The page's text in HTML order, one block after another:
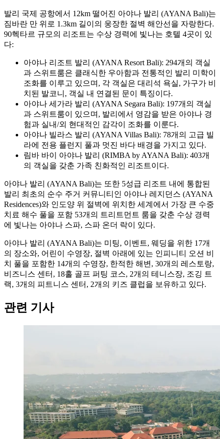
발리 국제 공항에서 12km 떨어진 아야나 발리 (AYANA Bali)는
짐바란 만 위로 1.3km 길이의 웅장한 절벽 해안선을 자랑한다.
90헥타르 규모의 리조트는 수상 경력에 빛나는 호텔 4곳이 있
다:
아야나 리조트 발리 (AYANA Resort Bali): 294개의 객실
과 스위트룸은 클래식한 우아함과 전통적인 발리 미학이
조화를 이루고 있으며, 각 객실은 대리석 욕실, 가구가 비
치된 발코니, 객실 내 연결된 문이 특징이다.
아야나 세가라 발리 (AYANA Segara Bali): 197개의 객실
과 스위트룸이 있으며, 발리에서 영감을 받은 아야나 경
험과 실내/외 현대적인 감각이 조화를 이룬다.
아야나 빌라스 발리 (AYANA Villas Bali): 78개의 고급 빌
라에 전용 플런지 풀과 멋진 바다 배경을 가지고 있다.
림바 바이 아야나 발리 (RIMBA by AYANA Bali): 403개
의 객실을 갖춘 가족 친화적인 리조트이다.
아야나 발리 (AYANA Bali)는 또한 5성급 리조트 내에 통합된
발리 최초의 순수 주거 커뮤니티인 아야나 레지던스 (AYANA
Residences)와 인도양 위 절벽에 위치한 세계에서 가장 큰 수중
치료 해수 풀을 포함 53개의 트리트먼트 룸을 갖춘 수상 경력
에 빛나는 아야나 스파, 스파 온더 락이 있다.
아야나 발리 (AYANA Bali)는 미팅, 이벤트, 웨딩을 위한 17개
의 장소와, 어린이 수영장, 절벽 아래에 있는 인피니티 오션 비
치 풀을 포함한 14개의 수영장, 한적한 해변, 30개의 레스토랑,
비즈니스 센터, 18홀 골프 퍼팅 코스, 2개의 테니스장, 조깅 트
랙, 3개의 피트니스 센터, 2개의 키즈 클럽을 보유하고 있다.
관련 기사